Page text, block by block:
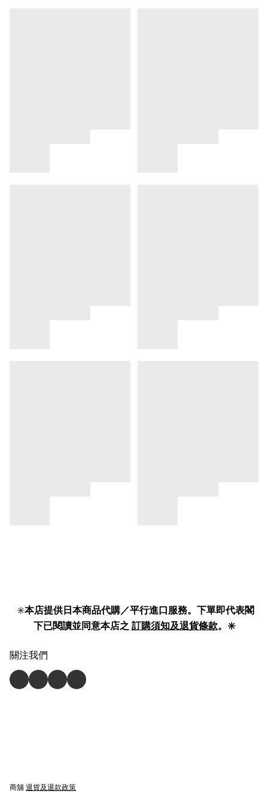
✳️本店提供日本商品代購／平行進口服務。下單即代表閣
下已閱讀並同意本店之 訂購須知及退貨條款。✳️
關注我們
商舖 退貨及退款政策